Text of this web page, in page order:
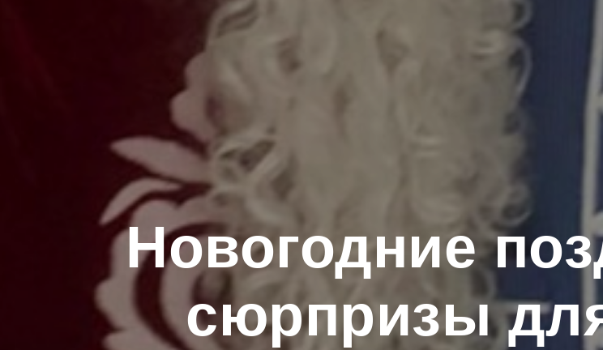
Новогодние
сюрпризы